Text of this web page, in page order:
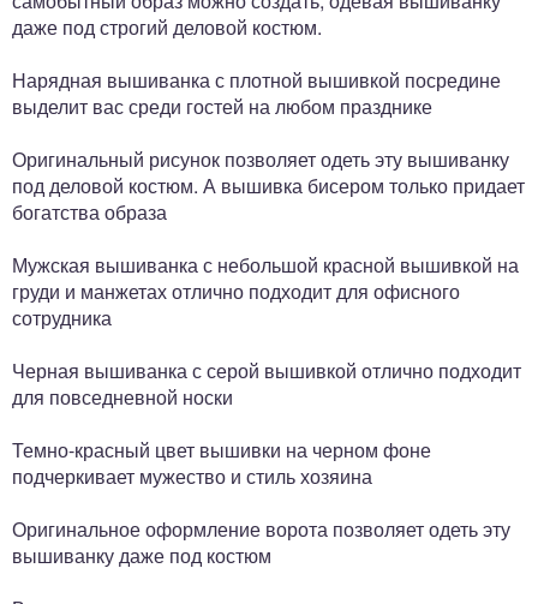
даже под строгий деловой костюм.
Нарядная вышиванка с плотной вышивкой посредине
выделит вас среди гостей на любом празднике
Оригинальный рисунок позволяет одеть эту вышиванку
под деловой костюм. А вышивка бисером только придает
богатства образа
Мужская вышиванка с небольшой красной вышивкой на
груди и манжетах отлично подходит для офисного
сотрудника
Черная вышиванка с серой вышивкой отлично подходит
для повседневной носки
Темно-красный цвет вышивки на черном фоне
подчеркивает мужество и стиль хозяина
Оригинальное оформление ворота позволяет одеть эту
вышиванку даже под костюм